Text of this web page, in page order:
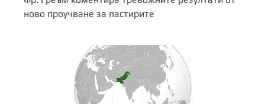
ново проучване за пастирите